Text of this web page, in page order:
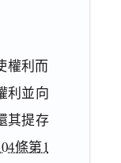
權利而
利並向
其提存
條第1